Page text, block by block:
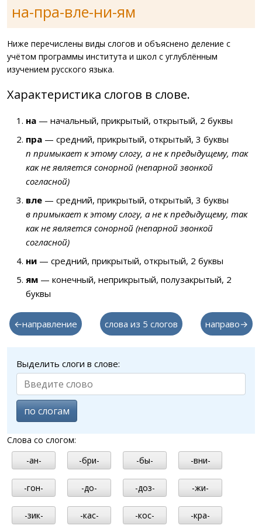
на-пра-вле-ни-ям
Ниже перечислены виды слогов и объяснено деление с
учётом программы института и школ с углублённым
изучением русского языка.
Характеристика слогов в слове.
на — начальный, прикрытый, открытый, 2 буквы
пра — средний, прикрытый, открытый, 3 буквы
п примыкает к этому слогу, а не к предыдущему, так
как не является сонорной (непарной звонкой
согласной)
вле — средний, прикрытый, открытый, 3 буквы
в примыкает к этому слогу, а не к предыдущему, так
как не является сонорной (непарной звонкой
согласной)
ни — средний, прикрытый, открытый, 2 буквы
ям — конечный, неприкрытый, полузакрытый, 2
буквы
←направление слова из 5 слогов направо→
Выделить слоги в слове:
по слогам
Слова со слогом:
-ан-
-бри- -бы- -вни-
-гон- -до- -доз- -жи-
-зик- -кас- -кос- -кра-